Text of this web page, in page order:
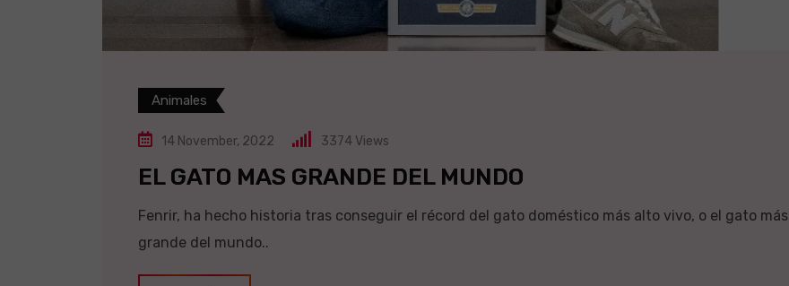
Animales
14 November, 2022 3374 Views
EL GATO MAS GRANDE DEL MUNDO
Fenrir, ha hecho historia tras conseguir el récord del gato doméstico más alto vivo, o el gato más
grande del mundo..